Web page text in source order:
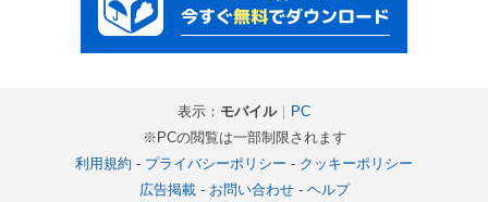
表示： モバイル｜ PC
※PCの閲覧は一部制限されます
利用規約 - プライバシーポリシー - クッキーポリシー
広告掲載- お問い合わせ- ヘルプ